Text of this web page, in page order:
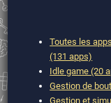
Toutes les
(131 apps)
Idle game (20
Gestion de
Gestion et